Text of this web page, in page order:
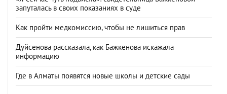
запуталась в своих показаниях в суде
Как пройти медкомиссию, чтобы не лишиться прав
Дуйсенова рассказала, как Бажкенова искажала
информацию
Где в Алматы появятся новые школы и детские сады